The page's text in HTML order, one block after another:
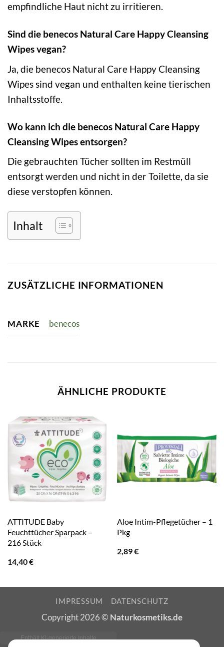
empfindliche Haut nicht zu irritieren.
Sind die benecos Natural Care Happy Cleansing
Wipes vegan?
Ja, die benecos Natural Care Happy Cleansing
Wipes sind vegan und enthalten keine tierischen
Inhaltsstoffe.
Wo kann ich die benecos Natural Care Happy
Cleansing Wipes entsorgen?
Die gebrauchten Tücher sollten im Restmüll
entsorgt werden und nicht in der Toilette, da sie
diese verstopfen können.
Inhalt
ZUSÄTZLICHE INFORMATIONEN
MARKE benecos
ÄHNLICHE PRODUKTE
ATTITUDE Baby
Feuchttücher Sparpack –
216 Stück
14,40€
Aloe Intim-Pflegetücher – 1
Pkg
2,89€
IMPRESSUM DATENSCHUTZ
Copyright 2026 © Naturkosmetiks.de